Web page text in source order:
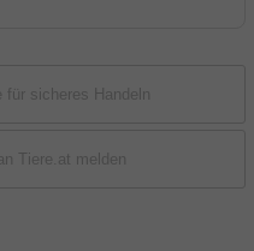
für sicheres Handeln
Tiere.at melden